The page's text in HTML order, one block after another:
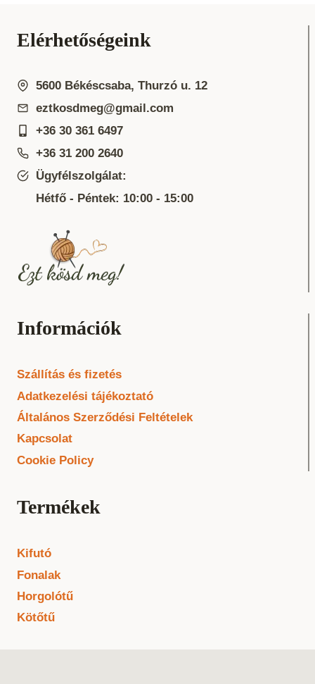
Elérhetőségeink
5600 Békéscsaba, Thurzó u. 12
eztkosdmeg@gmail.com
+36 30 361 6497
+36 31 200 2640
Ügyfélszolgálat:
Hétfő - Péntek: 10:00 - 15:00
Információk
Szállítás és fizetés
Adatkezelési tájékoztató
Általános Szerződési Feltételek
Kapcsolat
Cookie Policy
Termékek
Kifutó
Fonalak
Horgolótű
Kötőtű